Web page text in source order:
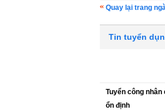
Quay lại trang
Tin tuyển
Tuyển công
ổn định